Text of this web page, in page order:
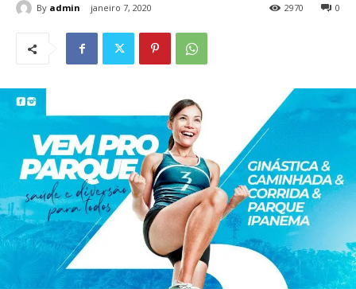
By admin janeiro 7, 2020 0
2970